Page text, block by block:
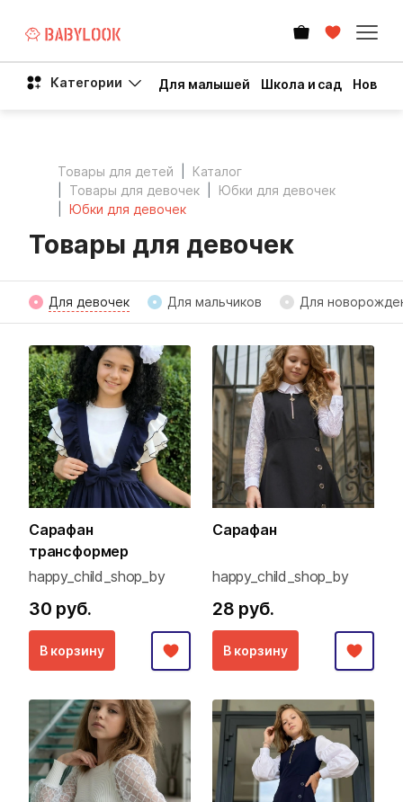
Категории Для малышей Школа и сад Новый
Товары для детей
Каталог
Товары для девочек
Юбки для девочек
Юбки для девочек
Товары для девочек
Для девочек Для мальчиков Для
Сарафан
трансформер
happy_child_shop_by
30 руб.
В корзину
Сарафан
happy_child_shop_by
28 руб.
В корзину